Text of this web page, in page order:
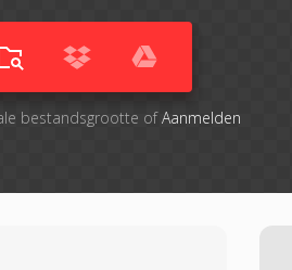
bestandsgrootte ofAanmelden